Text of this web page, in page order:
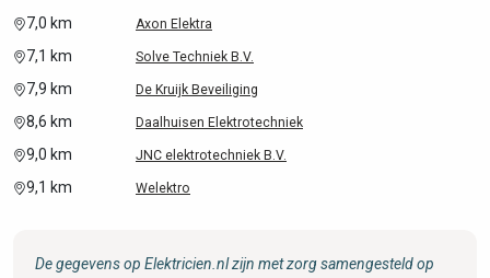
7,0 km Axon Elektra
7,1 km Solve Techniek B.V.
7,9 km De Kruijk Beveiliging
8,6 km Daalhuisen Elektrotechniek
9,0 km JNC elektrotechniek B.V.
9,1 km Welektro
De gegevens op Elektricien.nl zijn met zorg samengesteld op